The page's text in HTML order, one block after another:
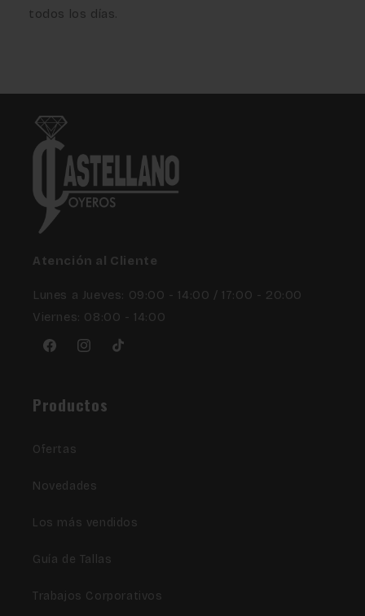
todos los días.
Atención al Cliente
Lunes a Jueves: 09:00 - 14:00 / 17:00 - 20:00
Viernes: 08:00 - 14:00
FacebookInstagram
TikTok
Productos
Ofertas
Novedades
Los más vendidos
Guía de Tallas
Trabajos Corporativos